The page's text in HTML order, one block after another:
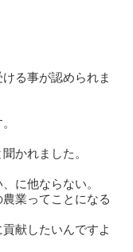
る事が認められま
かれました。
に他ならない。
業ってことになる
献したいんですよ